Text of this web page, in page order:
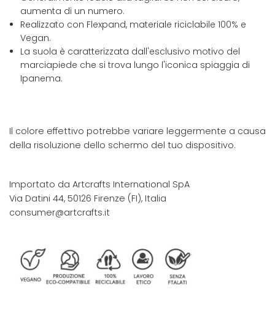
aumenta di un numero.
Realizzato con Flexpand, materiale riciclabile 100% e
Vegan.
La suola è caratterizzata dall'esclusivo motivo del
marciapiede che si trova lungo l'iconica spiaggia di
Ipanema.
Il colore effettivo potrebbe variare leggermente a causa
della risoluzione dello schermo del tuo dispositivo.
Importato da Artcrafts International SpA
Via Datini 44, 50126 Firenze (FI), Italia
consumer@artcrafts.it